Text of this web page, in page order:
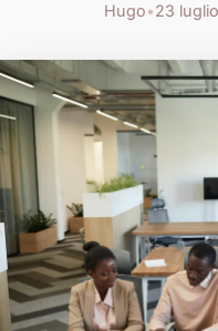
Hugo•23